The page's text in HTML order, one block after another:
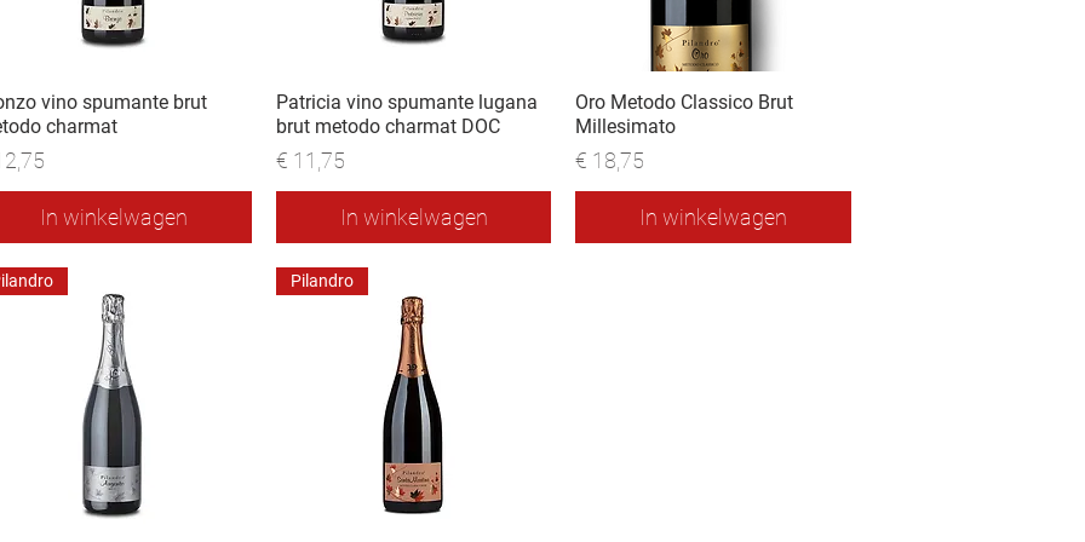
vino spumante brut
charmat
In winkelwagen
Patricia vino spumante lugana
brut metodo charmat DOC
Prijs
€ 11,75
In winkelwagen
Oro Metodo Classico Brut
Millesimato
Prijs
€ 18,75
In winkelwagen
Pilandro